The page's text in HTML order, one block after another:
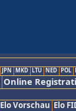
JPN MKD LTU NED POL
Online
Elo Vorschau Elo